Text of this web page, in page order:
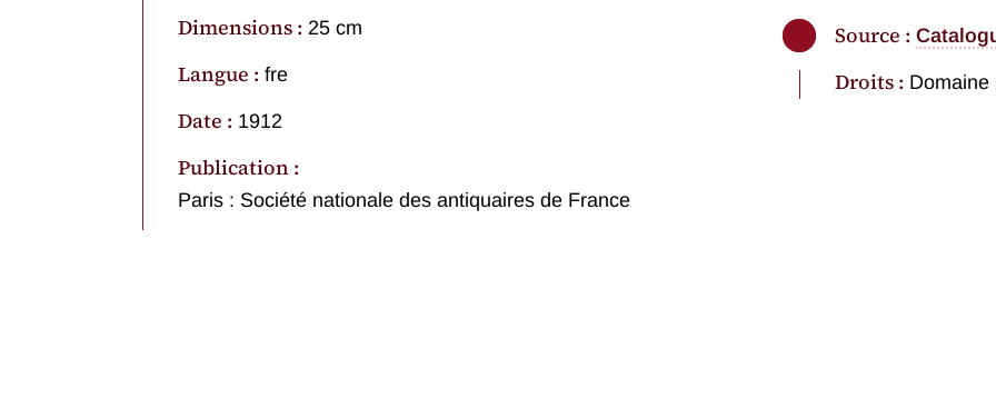
Dimensions : 25 cm
Langue : fre
Date : 1912
Publication :
Paris : Société nationale des antiquaires de France
Source :
Droits : Domaine